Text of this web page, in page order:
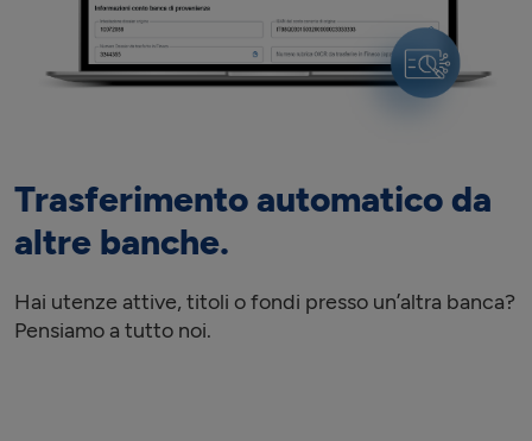
Trasferimento automatico da
altre banche.
Hai utenze attive, titoli o fondi presso un’altra banca?
Pensiamo a tutto noi.